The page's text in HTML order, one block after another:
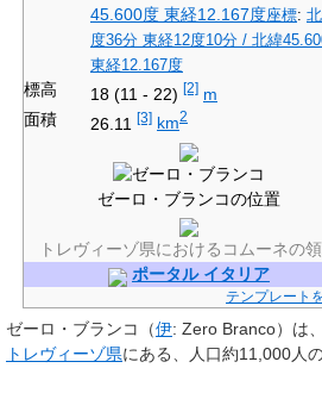
45.600度 東経12.167度座標:
度36分 東経12度10分 / 北緯
東経12.167度
標高 18 (11 - 22) [2] m
面積
26.11 [3] km2
ゼーロ・ブランコの位置
トレヴィーゾ県におけるコムーネの
ポータル イタリア
テンプレート
ゼーロ・ブランコ （伊: Zero Branco）は、
トレヴィーゾ県にある、人口約11,000人